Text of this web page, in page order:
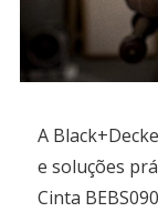
A
e soluções
Cinta